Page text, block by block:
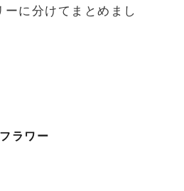
に分けてまとめまし
ラワー